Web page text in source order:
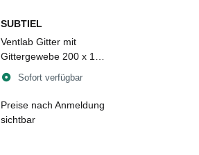
SUBTIEL
Ventlab Gitter mit
Gittergewebe 200 x 145
mm, weiß
Sofort verfügbar
Preise nach Anmeldung
sichtbar